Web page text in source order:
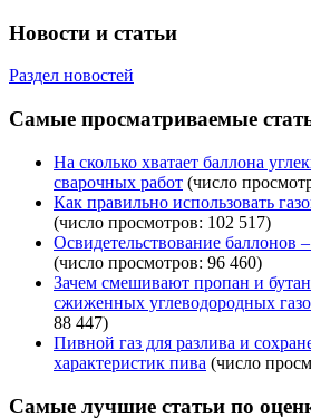
Новости и статьи
Раздел новостей
Самые просматриваемые
На сколько хватает баллона
сварочных работ (число
Как правильно использовать
(число просмотров: 102 517)
Освидетельствование баллонов
(число просмотров: 96 460)
Зачем смешивают пропан и бутан
сжиженных углеводородных
88 447)
Пивной газ для разлива и
характеристик пива (число
Самые лучшие статьи по